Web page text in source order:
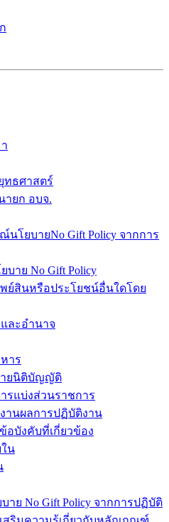
ทธศาสตร์
ายก อบจ.
นโยบายNo Gift Policy จากการ
บาย No Gift Policy
ย์สินหรือประโยชน์อื่นใดโดย
ละอำนาจ
าร
ายนิติบัญญัติ
รแบ่งส่วนราชการ
านผลการปฏิบัติงาน
อบังคับที่เกี่ยวข้อง
น
าย No Gift Policy จากการปฏิบัติ